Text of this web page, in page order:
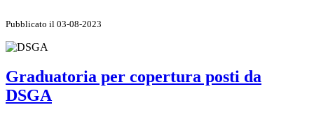
Pubblicato il 03-08-2023
Graduatoria per copertura posti da
DSGA